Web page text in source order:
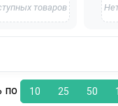
товаров
по 10 25 50